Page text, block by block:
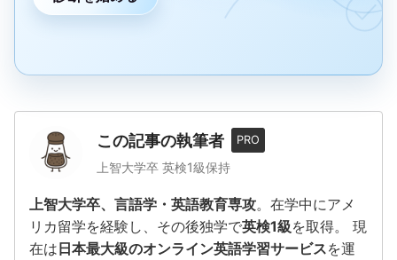
この記事の執筆者 PRO
上智大学卒 英検1級保持
上智大学卒、言語学・英語教育専攻。在学中にアメ
リカ留学を経験し、その後独学で英検1級を取得。 現
在は日本最大級のオンライン英語学習サービスを運